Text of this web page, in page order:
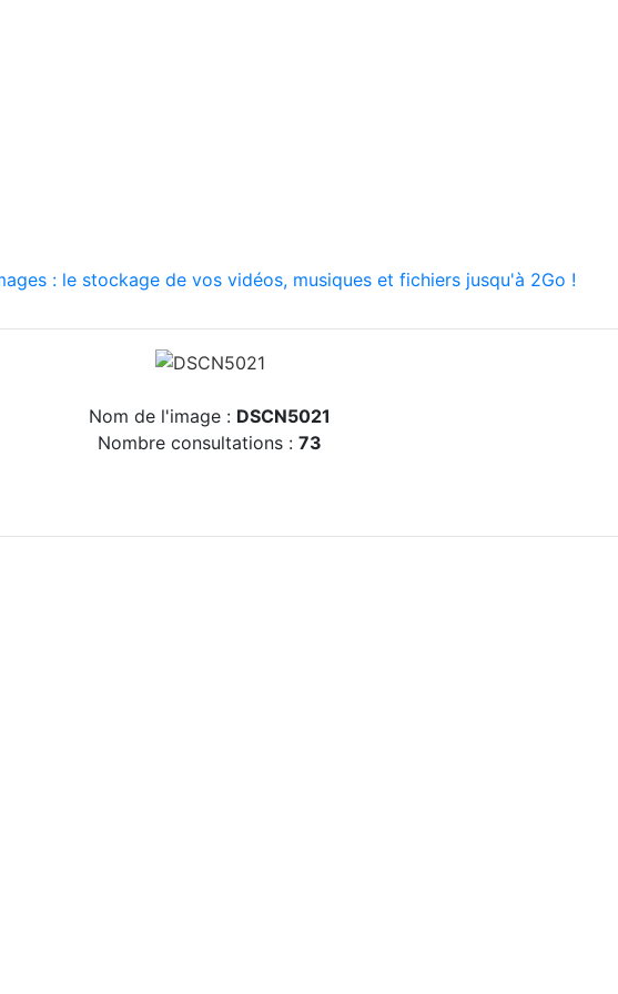
: le stockage de vos vidéos, musiques et fichiers jusqu'à 2Go !
Nom de l'image : DSCN5021
Nombre consultations : 73